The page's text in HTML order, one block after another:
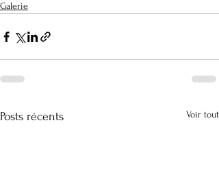
Galerie
Posts récents Voir tout